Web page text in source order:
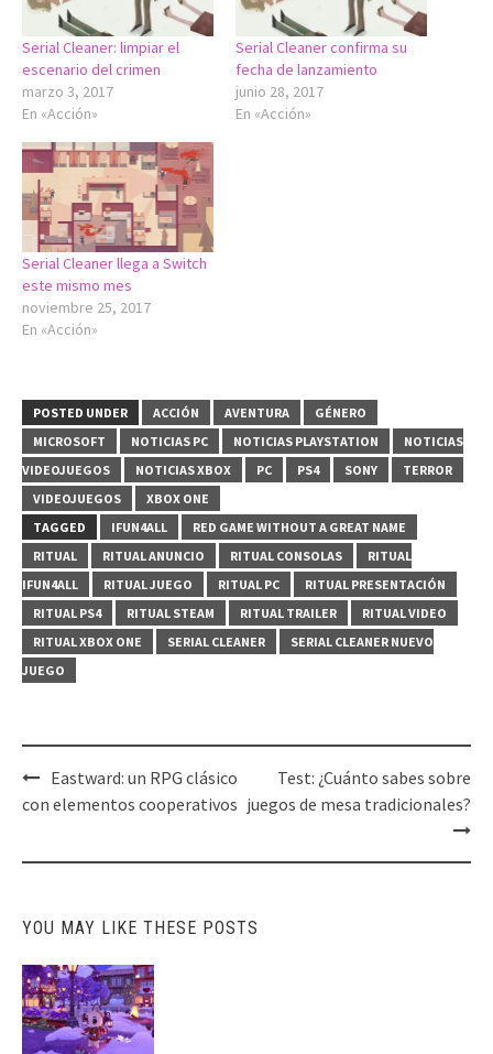
Serial Cleaner: limpiar el
escenario del crimen
marzo 3, 2017
En «Acción»
Serial Cleaner confirma su
fecha de lanzamiento
junio 28, 2017
En «Acción»
Serial Cleaner llega a Switch
este mismo mes
noviembre 25, 2017
En «Acción»
POSTED UNDER ACCIÓN AVENTURA
GÉNERO
MICROSOFT
NOTICIAS PC NOTICIAS PLAYSTATION
NOTICIAS
VIDEOJUEGOS
NOTICIAS XBOX PC PS4 SONY
TERROR
VIDEOJUEGOS
XBOX ONE
TAGGED
IFUN4ALL
RED GAME WITHOUT A GREAT NAME
RITUAL
RITUAL ANUNCIO RITUAL CONSOLAS
RITUAL
IFUN4ALL
RITUAL JUEGO RITUAL PC
RITUAL PRESENTACIÓN
RITUAL PS4
RITUAL STEAM RITUAL TRAILER
RITUAL VIDEO
RITUAL XBOX ONE
SERIAL CLEANER
SERIAL CLEANER NUEVO
JUEGO
Post
navigation
Eastward: un RPG clásico
con elementos cooperativos
Test: ¿Cuánto sabes sobre
juegos de mesa tradicionales?
YOU MAY LIKE THESE POSTS